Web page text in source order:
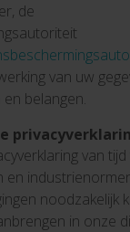
de
van uw
belangen.
van
en
noodzakelijk
in onze